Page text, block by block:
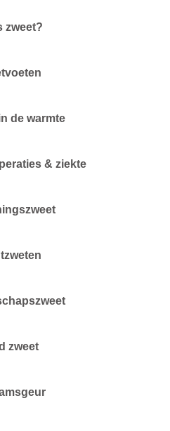
zweet?
de warmte
& ziekte
zweet